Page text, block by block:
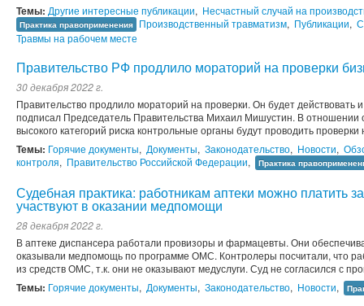
Темы: Другие интересные публикации, Несчастный случай на
Практика правоприменения Производственный травматизм, Публикации,
Травмы на рабочем месте
Правительство РФ продлило мораторий на проверки
30 декабря 2022 г.
Правительство продлило мораторий на проверки. Он будет действовать
подписал Председатель Правительства Михаил Мишустин. В отношении
высокого категорий риска контрольные органы будут проводить
Темы: Горячие документы, Документы, Законодательство, Новости,
контроля, Правительство Российской Федерации, Практика
Судебная практика: работникам аптеки можно платить
участвуют в оказании медпомощи
28 декабря 2022 г.
В аптеке диспансера работали провизоры и фармацевты. Они
оказывали медпомощь по программе ОМС. Контролеры посчитали, что
из средств ОМС, т.к. они не оказывают медуслуги. Суд не согласился с
Темы: Горячие документы, Документы, Законодательство, Новости,